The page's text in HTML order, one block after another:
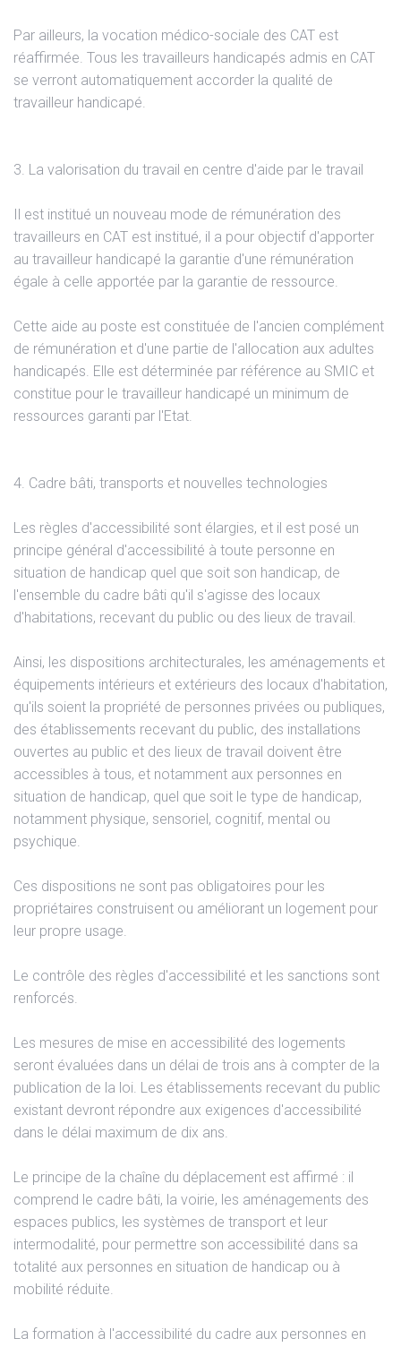
Par ailleurs, la vocation médico-sociale des CAT est
réaffirmée. Tous les travailleurs handicapés admis en CAT
se verront automatiquement accorder la qualité de
travailleur handicapé.
3. La valorisation du travail en centre d'aide par le travail
Il est institué un nouveau mode de rémunération des
travailleurs en CAT est institué, il a pour objectif d'apporter
au travailleur handicapé la garantie d'une rémunération
égale à celle apportée par la garantie de ressource.
Cette aide au poste est constituée de l'ancien complément
de rémunération et d'une partie de l'allocation aux adultes
handicapés. Elle est déterminée par référence au SMIC et
constitue pour le travailleur handicapé un minimum de
ressources garanti par l'Etat.
4. Cadre bâti, transports et nouvelles technologies
Les règles d'accessibilité sont élargies, et il est posé un
principe général d'accessibilité à toute personne en
situation de handicap quel que soit son handicap, de
l'ensemble du cadre bâti qu'il s'agisse des locaux
d'habitations, recevant du public ou des lieux de travail.
Ainsi, les dispositions architecturales, les aménagements et
équipements intérieurs et extérieurs des locaux d'habitation,
qu'ils soient la propriété de personnes privées ou publiques,
des établissements recevant du public, des installations
ouvertes au public et des lieux de travail doivent être
accessibles à tous, et notamment aux personnes en
situation de handicap, quel que soit le type de handicap,
notamment physique, sensoriel, cognitif, mental ou
psychique.
Ces dispositions ne sont pas obligatoires pour les
propriétaires construisent ou améliorant un logement pour
leur propre usage.
Le contrôle des règles d'accessibilité et les sanctions sont
renforcés.
Les mesures de mise en accessibilité des logements
seront évaluées dans un délai de trois ans à compter de la
publication de la loi. Les établissements recevant du public
existant devront répondre aux exigences d'accessibilité
dans le délai maximum de dix ans.
Le principe de la chaîne du déplacement est affirmé : il
comprend le cadre bâti, la voirie, les aménagements des
espaces publics, les systèmes de transport et leur
intermodalité, pour permettre son accessibilité dans sa
totalité aux personnes en situation de handicap ou à
mobilité réduite.
La formation à l'accessibilité du cadre aux personnes en